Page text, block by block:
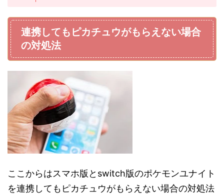
連携してもピカチュウがもらえない場合
の対処法
ここからはスマホ版とswitch版のポケモンユナイト
を連携してもピカチュウがもらえない場合の対処法